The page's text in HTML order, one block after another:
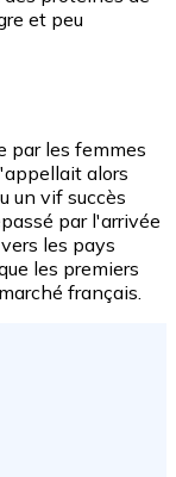
et peu
par les femmes
alors
un vif succès
par l'arrivée
les pays
les premiers
français.